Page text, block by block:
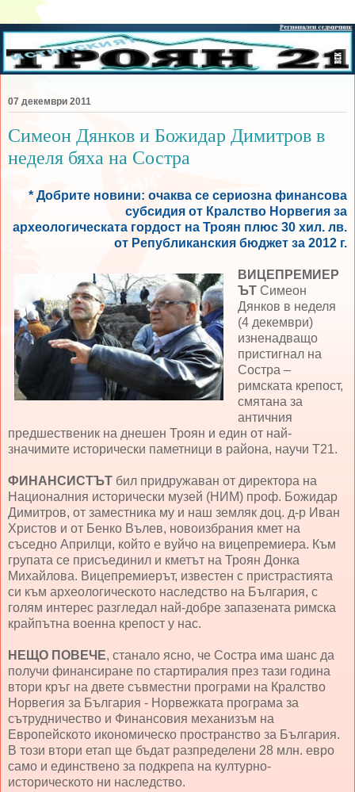
07 декември 2011
Симеон Дянков и Божидар Димитров в
неделя бяха на Состра
* Добрите новини: очаква се сериозна финансова
субсидия от Кралство Норвегия за
археологическата гордост на Троян плюс 30 хил. лв.
от Републиканския бюджет за 2012 г.
ВИЦЕПРЕМИЕР
ЪТ Симеон
Дянков в неделя
(4 декември)
изненадващо
пристигнал на
Состра –
римската крепост,
смятана за
античния
предшественик на днешен Троян и един от най-
значимите исторически паметници в района, научи Т21.
ФИНАНСИСТЪТ бил придружаван от директора на
Националния исторически музей (НИМ) проф. Божидар
Димитров, от заместника му и наш земляк доц. д-р Иван
Христов и от Бенко Вълев, новоизбрания кмет на
съседно Априлци, който е вуйчо на вицепремиера. Към
групата се присъединил и кметът на Троян Донка
Михайлова. Вицепремиерът, известен с пристрастията
си към археологическото наследство на България, с
голям интерес разгледал най-добре запазената римска
крайпътна военна крепост у нас.
НЕЩО ПОВЕЧЕ, станало ясно, че Состра има шанс да
получи финансиране по стартиралия през тази година
втори кръг на двете съвместни програми на Кралство
Норвегия за България - Норвежката програма за
сътрудничество и Финансовия механизъм на
Европейското икономическо пространство за България.
В този втори етап ще бъдат разпределени 28 млн. евро
само и единствено за подкрепа на културно-
историческото ни наследство.